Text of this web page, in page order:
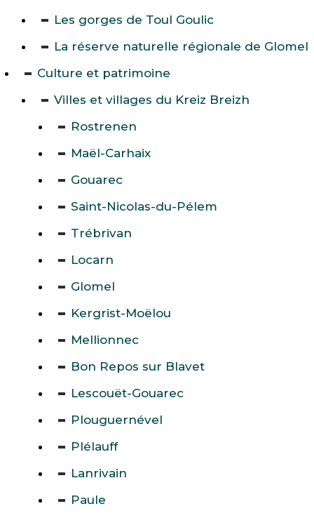
Les gorges de Toul Goulic
La réserve naturelle régionale de Glomel
Culture et patrimoine
Villes et villages du Kreiz Breizh
Rostrenen
Maël-Carhaix
Gouarec
Saint-Nicolas-du-Pélem
Trébrivan
Locarn
Glomel
Kergrist-Moëlou
Mellionnec
Bon Repos sur Blavet
Lescouët-Gouarec
Plouguernével
Plélauff
Lanrivain
Paule